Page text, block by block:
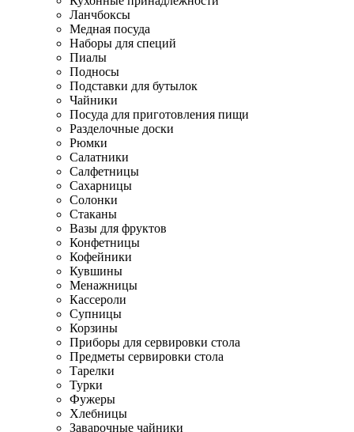
Ланчбоксы
Медная посуда
Наборы для специй
Пиалы
Подносы
Подставки для бутылок
Чайники
Посуда для приготовления пищи
Разделочные доски
Рюмки
Салатники
Салфетницы
Сахарницы
Солонки
Стаканы
Вазы для фруктов
Конфетницы
Кофейники
Кувшины
Менажницы
Кассероли
Супницы
Корзины
Приборы для сервировки стола
Предметы сервировки стола
Тарелки
Турки
Фужеры
Хлебницы
Заварочные чайники